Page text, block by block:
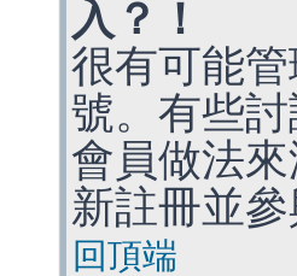
入？！
很有可能
號。有些
會員做法
新註冊並
回頂端